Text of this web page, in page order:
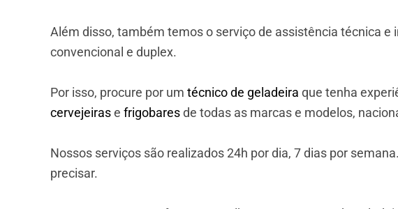
Além disso, também temos o serviço de assistência técnica
convencional e duplex.
Por isso, procure por um técnico de geladeira que tenha
cervejeirase frigobaresde todas as marcas e modelos,
Nossos serviços são realizados 24h por dia, 7 dias por
precisar.